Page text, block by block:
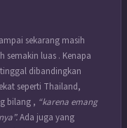
sekarang masih
semakin luas . Kenapa
dibandingkan
seperti Thailand,
bilang , “karena emang
Ada juga yang